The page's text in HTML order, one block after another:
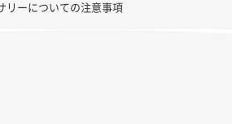
リーについての注意事項